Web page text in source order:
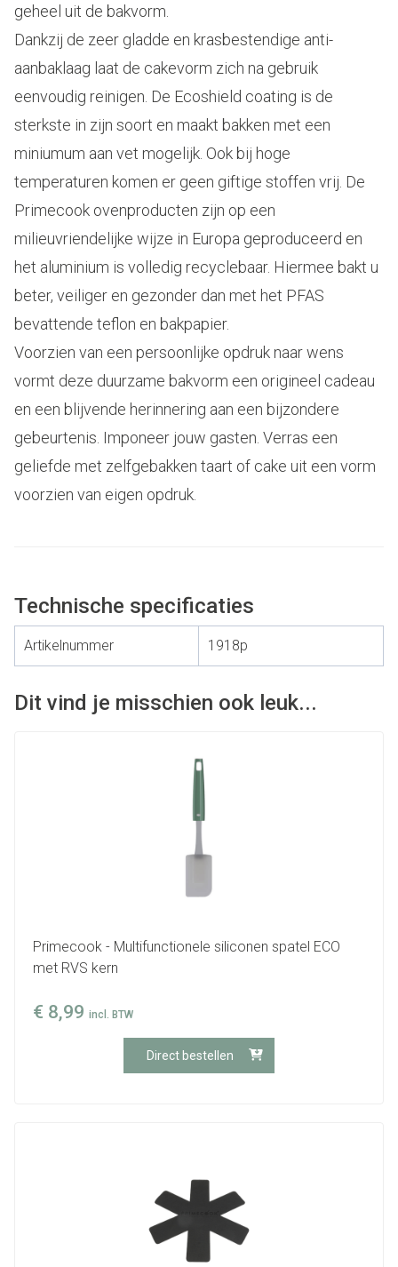
geheel uit de bakvorm.
Dankzij de zeer gladde en krasbestendige anti-
aanbaklaag laat de cakevorm zich na gebruik
eenvoudig reinigen. De Ecoshield coating is de
sterkste in zijn soort en maakt bakken met een
miniumum aan vet mogelijk. Ook bij hoge
temperaturen komen er geen giftige stoffen vrij. De
Primecook ovenproducten zijn op een
milieuvriendelijke wijze in Europa geproduceerd en
het aluminium is volledig recyclebaar. Hiermee bakt u
beter, veiliger en gezonder dan met het PFAS
bevattende teflon en bakpapier.
Voorzien van een persoonlijke opdruk naar wens
vormt deze duurzame bakvorm een origineel cadeau
en een blijvende herinnering aan een bijzondere
gebeurtenis. Imponeer jouw gasten. Verras een
geliefde met zelfgebakken taart of cake uit een vorm
voorzien van eigen opdruk.
Technische specificaties
Artikelnummer 1918p
Dit vind je misschien ook leuk...
Primecook - Multifunctionele siliconen spatel ECO
met RVS kern
€ 8,99 incl. BTW
Direct bestellen